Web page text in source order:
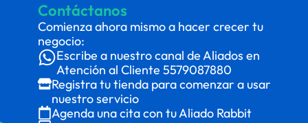
Contáctanos
Comienza ahora mismo a hacer crecer tu
negocio:
Escribe a nuestro canal de Aliados en
Atención al Cliente 5579087880
Registra tu tienda para comenzar a usar
nuestro servicio
Agenda una cita con tu Aliado Rabbit